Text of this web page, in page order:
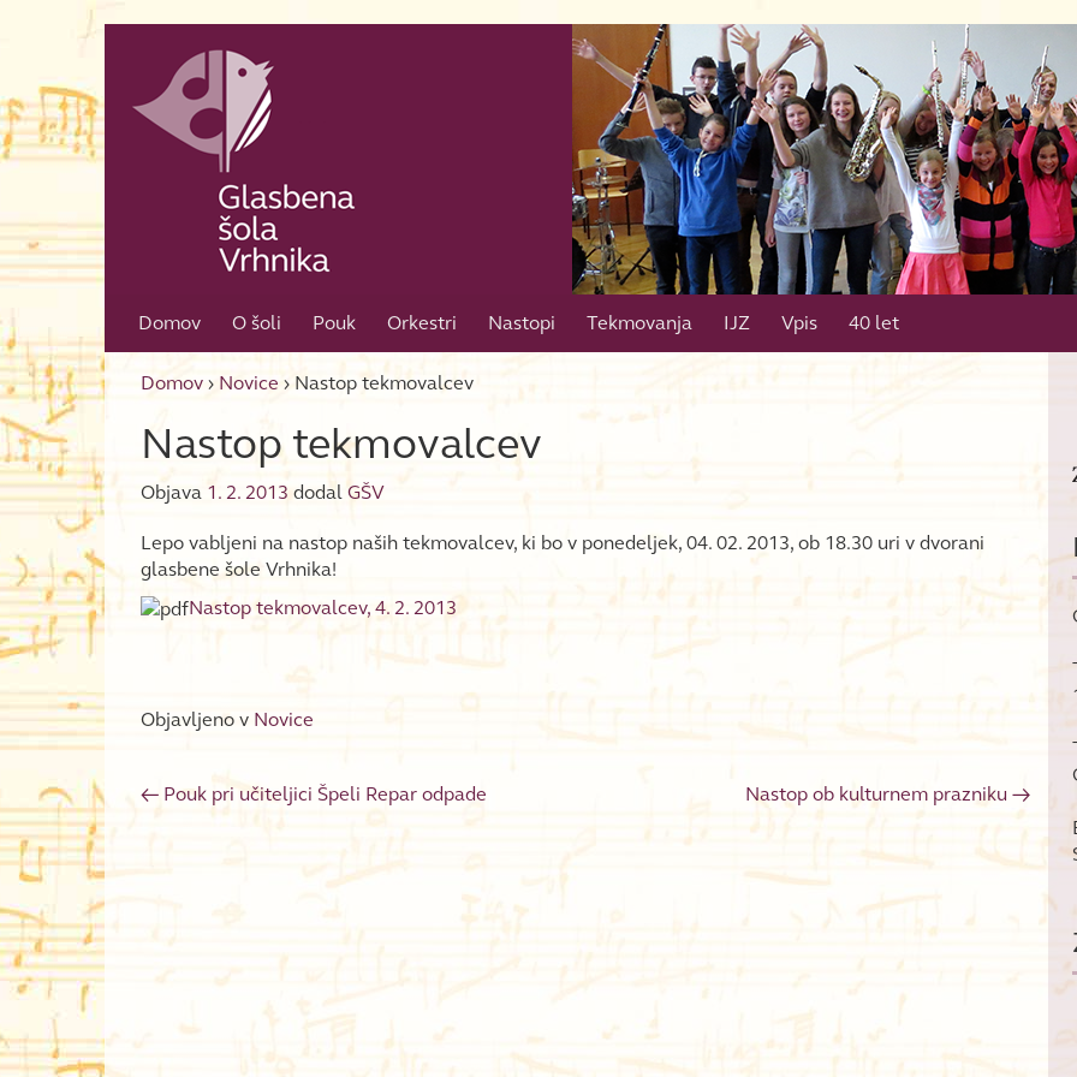
Domov O šoli Pouk Orkestri Nastopi Tekmovanja IJZ Vpis 40 let
Domov › Novice › Nastop tekmovalcev
Nastop tekmovalcev
Objava 1. 2. 2013 dodal GŠV
Lepo vabljeni na nastop naših tekmovalcev, ki bo v ponedeljek, 04. 02. 2013, ob 18.30 uri v dvorani
glasbene šole Vrhnika!
Nastop tekmovalcev, 4. 2. 2013
Objavljeno v Novice
Post navigation
← Pouk pri učiteljici Špeli Repar odpade Nastop ob kulturnem prazniku →